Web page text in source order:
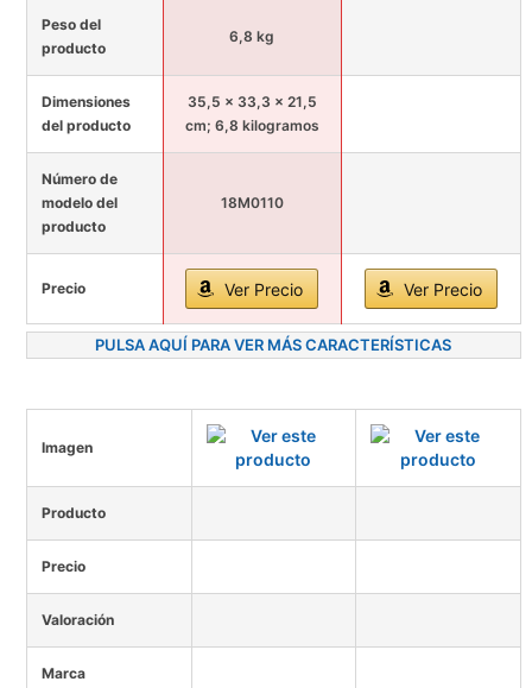
Peso del
producto
6,8 kg
Dimensiones
del producto
35,5 x 33,3 x 21,5
cm; 6,8 kilogramos
Número de
modelo del
producto
18M0110
Precio Ver Precio Ver Precio
PULSA AQUÍ PARA VER MÁS CARACTERÍSTICAS
Imagen
Producto
Precio
Valoración
Marca